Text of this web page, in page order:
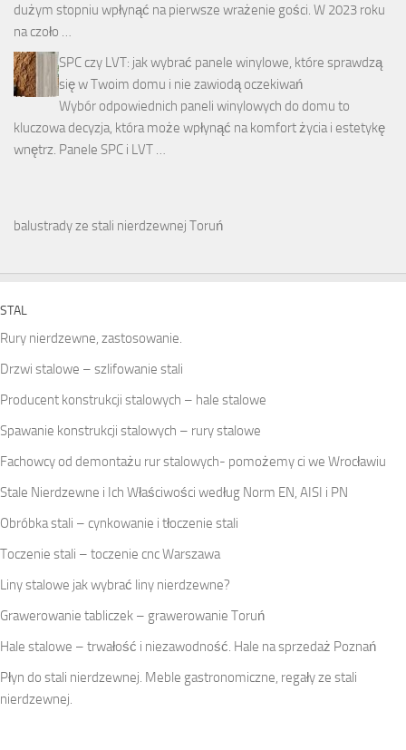
dużym stopniu wpłynąć na pierwsze wrażenie gości. W 2023 roku
na czoło …
SPC czy LVT: jak wybrać panele winylowe, które sprawdzą
się w Twoim domu i nie zawiodą oczekiwań
Wybór odpowiednich paneli winylowych do domu to
kluczowa decyzja, która może wpłynąć na komfort życia i estetykę
wnętrz. Panele SPC i LVT …
balustrady ze stali nierdzewnej Toruń
STAL
Rury nierdzewne, zastosowanie.
Drzwi stalowe – szlifowanie stali
Producent konstrukcji stalowych – hale stalowe
Spawanie konstrukcji stalowych – rury stalowe
Fachowcy od demontażu rur stalowych- pomożemy ci we Wrocławiu
Stale Nierdzewne i Ich Właściwości według Norm EN, AISI i PN
Obróbka stali – cynkowanie i tłoczenie stali
Toczenie stali – toczenie cnc Warszawa
Liny stalowe jak wybrać liny nierdzewne?
Grawerowanie tabliczek – grawerowanie Toruń
Hale stalowe – trwałość i niezawodność. Hale na sprzedaż Poznań
Płyn do stali nierdzewnej. Meble gastronomiczne, regały ze stali
nierdzewnej.